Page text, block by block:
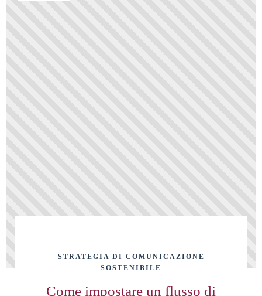
STRATEGIA DI COMUNICAZIONE
SOSTENIBILE
Come impostare un flusso di